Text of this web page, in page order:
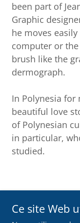
been part of
Graphic
he moves
computer or
brush like the
dermograph.
In Polynesia for
beautiful love
of Polynesian
in particular,
studied.
Ce site Web